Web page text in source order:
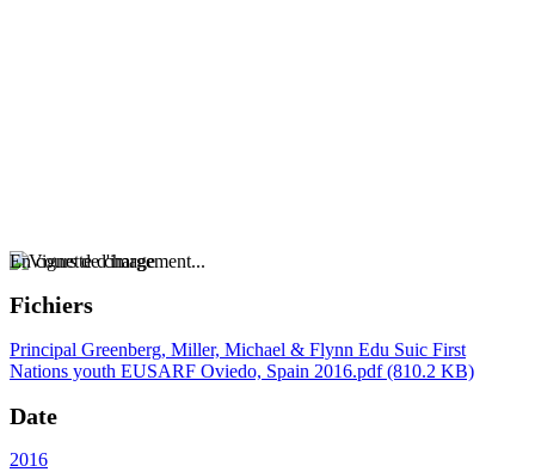
En cours de chargement...
Fichiers
Principal Greenberg, Miller, Michael & Flynn Edu Suic First
Nations youth EUSARF Oviedo, Spain 2016.pdf(810.2 KB)
Date
2016